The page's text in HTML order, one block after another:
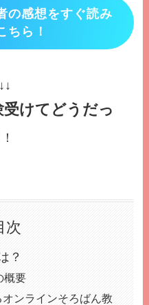
の感想をすぐ読み
ちら！
受けてどうだっ
次
？
概要
ンラインそろばん教